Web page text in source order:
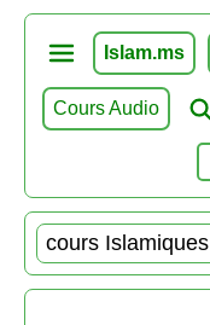
Islam.ms
Cours Audio